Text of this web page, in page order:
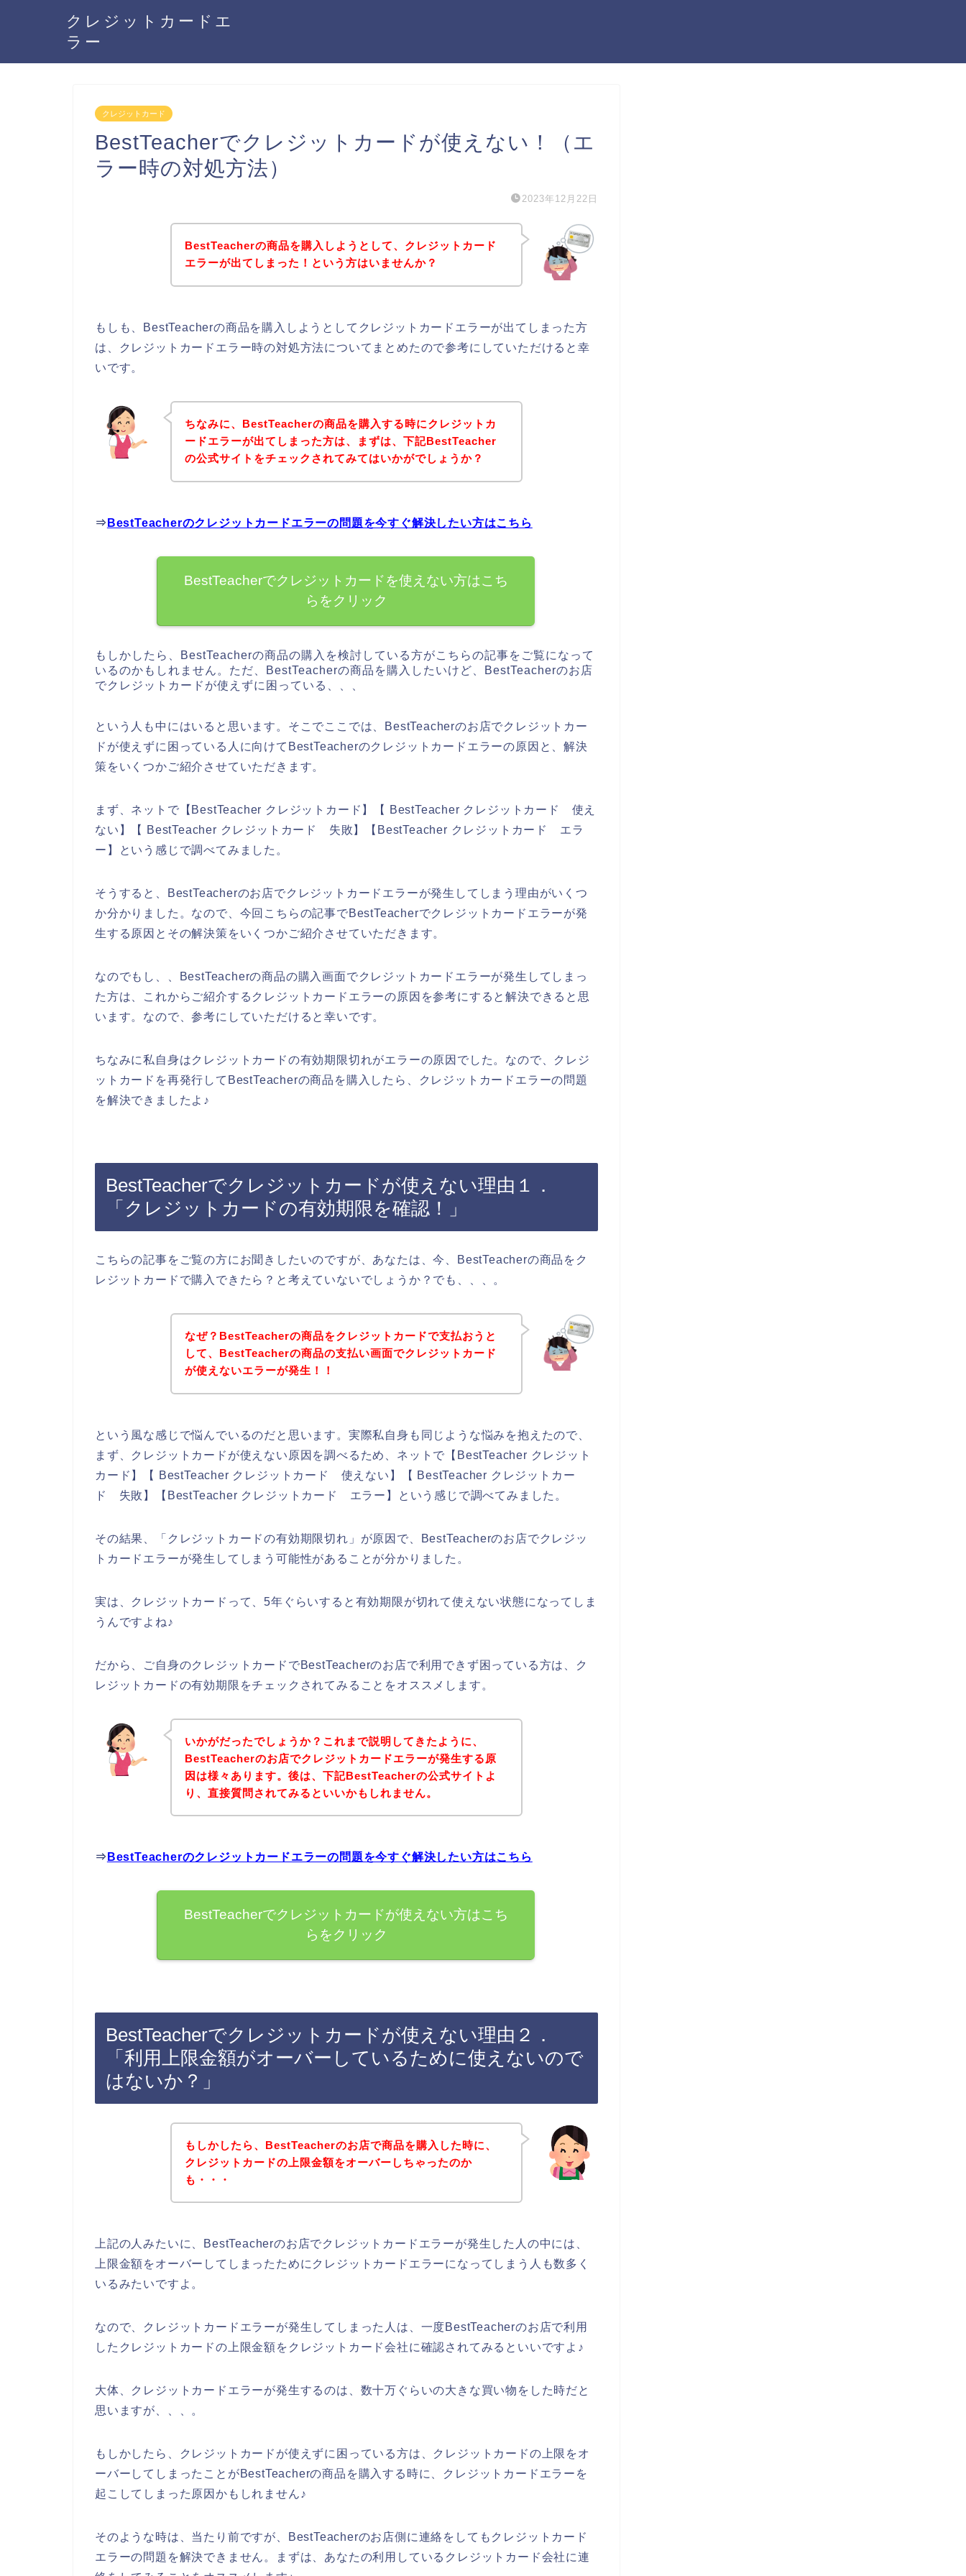
クレジットカードエ
ラー
クレジットカード
BestTeacherでクレジットカードが使えない！（エ
ラー時の対処方法）
2023年12月22日
BestTeacherの商品を購入しようとして、クレジットカード
エラーが出てしまった！という方はいませんか？
もしも、BestTeacherの商品を購入しようとしてクレジットカードエラーが出てしまった方
は、クレジットカードエラー時の対処方法についてまとめたので参考にしていただけると幸
いです。
ちなみに、BestTeacherの商品を購入する時にクレジットカ
ードエラーが出てしまった方は、まずは、下記BestTeacher
の公式サイトをチェックされてみてはいかがでしょうか？
⇒ BestTeacherのクレジットカードエラーの問題を今すぐ解決したい方はこちら
BestTeacherでクレジットカードを使えない方はこち
らをクリック
もしかしたら、BestTeacherの商品の購入を検討している方がこちらの記事をご覧になって
いるのかもしれません。ただ、BestTeacherの商品を購入したいけど、BestTeacherのお店
でクレジットカードが使えずに困っている、、、
という人も中にはいると思います。そこでここでは、BestTeacherのお店でクレジットカー
ドが使えずに困っている人に向けてBestTeacherのクレジットカードエラーの原因と、解決
策をいくつかご紹介させていただきます。
まず、ネットで【BestTeacher クレジットカード】【 BestTeacher クレジットカード 使え
ない】【 BestTeacher クレジットカード 失敗】【BestTeacher クレジットカード エラ
ー】という感じで調べてみました。
そうすると、BestTeacherのお店でクレジットカードエラーが発生してしまう理由がいくつ
か分かりました。なので、今回こちらの記事でBestTeacherでクレジットカードエラーが発
生する原因とその解決策をいくつかご紹介させていただきます。
なのでもし、、BestTeacherの商品の購入画面でクレジットカードエラーが発生してしまっ
た方は、これからご紹介するクレジットカードエラーの原因を参考にすると解決できると思
います。なので、参考にしていただけると幸いです。
ちなみに私自身はクレジットカードの有効期限切れがエラーの原因でした。なので、クレジ
ットカードを再発行してBestTeacherの商品を購入したら、クレジットカードエラーの問題
を解決できましたよ♪
BestTeacherでクレジットカードが使えない理由１．
「クレジットカードの有効期限を確認！」
こちらの記事をご覧の方にお聞きしたいのですが、あなたは、今、BestTeacherの商品をク
レジットカードで購入できたら？と考えていないでしょうか？でも、、、。
なぜ？BestTeacherの商品をクレジットカードで支払おうと
して、BestTeacherの商品の支払い画面でクレジットカード
が使えないエラーが発生！！
という風な感じで悩んでいるのだと思います。実際私自身も同じような悩みを抱えたので、
まず、クレジットカードが使えない原因を調べるため、ネットで【BestTeacher クレジット
カード】【 BestTeacher クレジットカード 使えない】【 BestTeacher クレジットカー
ド 失敗】【BestTeacher クレジットカード エラー】という感じで調べてみました。
その結果、「クレジットカードの有効期限切れ」が原因で、BestTeacherのお店でクレジッ
トカードエラーが発生してしまう可能性があることが分かりました。
実は、クレジットカードって、5年ぐらいすると有効期限が切れて使えない状態になってしま
うんですよね♪
だから、ご自身のクレジットカードでBestTeacherのお店で利用できず困っている方は、ク
レジットカードの有効期限をチェックされてみることをオススメします。
いかがだったでしょうか？これまで説明してきたように、
BestTeacherのお店でクレジットカードエラーが発生する原
因は様々あります。後は、下記BestTeacherの公式サイトよ
り、直接質問されてみるといいかもしれません。
⇒ BestTeacherのクレジットカードエラーの問題を今すぐ解決したい方はこちら
BestTeacherでクレジットカードが使えない方はこち
らをクリック
BestTeacherでクレジットカードが使えない理由２．
「利用上限金額がオーバーしているために使えないので
はないか？」
もしかしたら、BestTeacherのお店で商品を購入した時に、
クレジットカードの上限金額をオーバーしちゃったのか
も・・・
上記の人みたいに、BestTeacherのお店でクレジットカードエラーが発生した人の中には、
上限金額をオーバーしてしまったためにクレジットカードエラーになってしまう人も数多く
いるみたいですよ。
なので、クレジットカードエラーが発生してしまった人は、一度BestTeacherのお店で利用
したクレジットカードの上限金額をクレジットカード会社に確認されてみるといいですよ♪
大体、クレジットカードエラーが発生するのは、数十万ぐらいの大きな買い物をした時だと
思いますが、、、。
もしかしたら、クレジットカードが使えずに困っている方は、クレジットカードの上限をオ
ーバーしてしまったことがBestTeacherの商品を購入する時に、クレジットカードエラーを
起こしてしまった原因かもしれません♪
そのような時は、当たり前ですが、BestTeacherのお店側に連絡をしてもクレジットカード
エラーの問題を解決できません。まずは、あなたの利用しているクレジットカード会社に連